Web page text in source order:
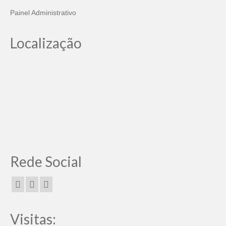
Painel Administrativo
Localização
Rede Social
Visitas: